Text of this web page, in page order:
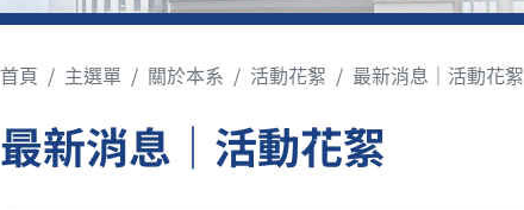
首頁 主選單 關於本系 活動花絮 最新消息｜活動花絮
最新消息｜活動花絮